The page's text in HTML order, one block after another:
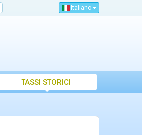
Italiano
TASSI STORICI